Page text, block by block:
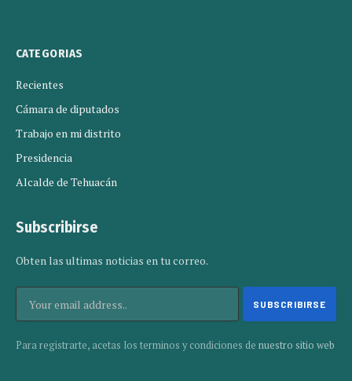
CATEGORIAS
Recientes
Cámara de diputados
Trabajo en mi distrito
Presidencia
Alcalde de Tehuacán
Subscribirse
Obten las ultimas noticias en tu correo.
Para registrarte, acetas los terminos y condiciones de nuestro sitio web